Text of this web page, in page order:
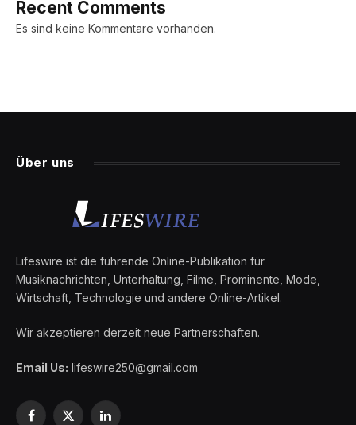
Recent Comments
Es sind keine Kommentare vorhanden.
Über uns
Lifeswire ist die führende Online-Publikation für
Musiknachrichten, Unterhaltung, Filme, Prominente, Mode,
Wirtschaft, Technologie und andere Online-Artikel.
Wir akzeptieren derzeit neue Partnerschaften.
Email Us: lifeswire250@gmail.com